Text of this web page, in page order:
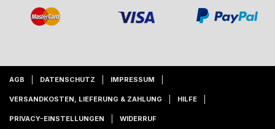
AGB DATENSCHUTZ IMPRESSUM
VERSANDKOSTEN, LIEFERUNG & ZAHLUNG HILFE
PRIVACY-EINSTELLUNGEN WIDERRUF